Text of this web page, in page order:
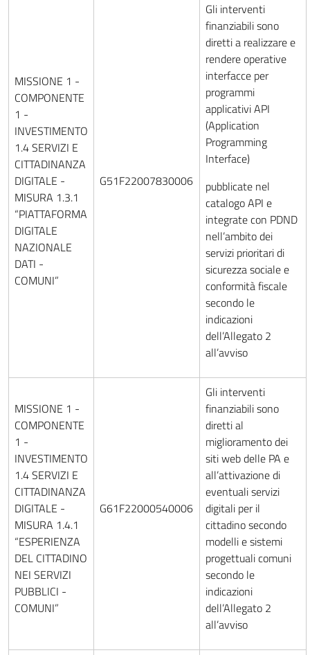
MISSIONE 1 -
COMPONENTE
1 -
INVESTIMENTO
1.4 SERVIZI E
CITTADINANZA
DIGITALE -
MISURA 1.3.1
“PIATTAFORMA
DIGITALE
NAZIONALE
DATI -
COMUNI”
G51F22007830006
Gli interventi
finanziabili sono
diretti a realizzare e
rendere operative
interfacce per
programmi
applicativi API
(Application
Programming
Interface)
pubblicate nel
catalogo API e
integrate con PDND
nell’ambito dei
servizi prioritari di
sicurezza sociale e
conformità fiscale
secondo le
indicazioni
dell’Allegato 2
all’avviso
MISSIONE 1 -
COMPONENTE
1 -
INVESTIMENTO
1.4 SERVIZI E
CITTADINANZA
DIGITALE -
MISURA 1.4.1
“ESPERIENZA
DEL CITTADINO
NEI SERVIZI
PUBBLICI -
COMUNI”
G61F22000540006
Gli interventi
finanziabili sono
diretti al
miglioramento dei
siti web delle PA e
all’attivazione di
eventuali servizi
digitali per il
cittadino secondo
modelli e sistemi
progettuali comuni
secondo le
indicazioni
dell’Allegato 2
all’avviso